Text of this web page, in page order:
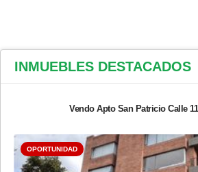
INMUEBLES DESTACADOS
Vendo Apto San Patricio Calle
OPORTUNIDAD